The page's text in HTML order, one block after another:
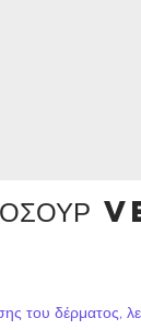
του δέρματος,